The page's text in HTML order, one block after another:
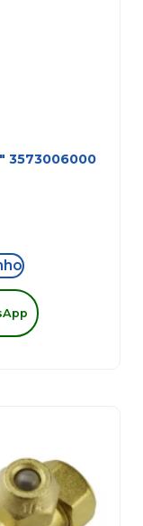
3573006000